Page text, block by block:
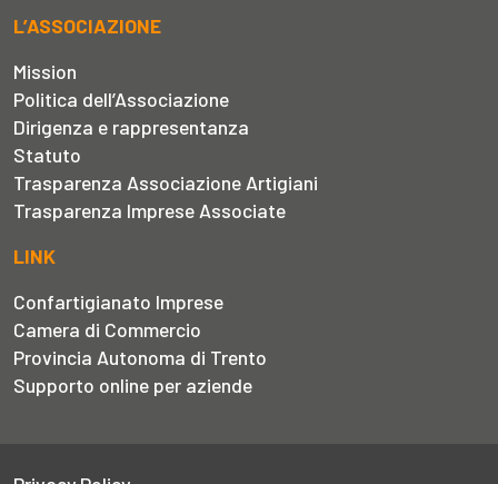
L’ASSOCIAZIONE
Mission
Politica dell’Associazione
Dirigenza e rappresentanza
Statuto
Trasparenza Associazione Artigiani
Trasparenza Imprese Associate
LINK
Confartigianato Imprese
Camera di Commercio
Provincia Autonoma di Trento
Supporto online per aziende